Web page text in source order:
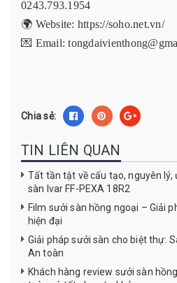
0243.793.1954
🌍 Website: https://soho.net.vn/
💌 Email:
Chia sẻ:
TIN LIÊN QUAN
Tất tần tật về cấu tạo, nguyên lý,
sàn Ivar FF-PEXA 18R2
Film sưởi sàn hồng ngoại – Giải
hiện đại
Giải pháp sưởi sàn cho biệt thự:
An toàn
Khách hàng review sưởi sàn